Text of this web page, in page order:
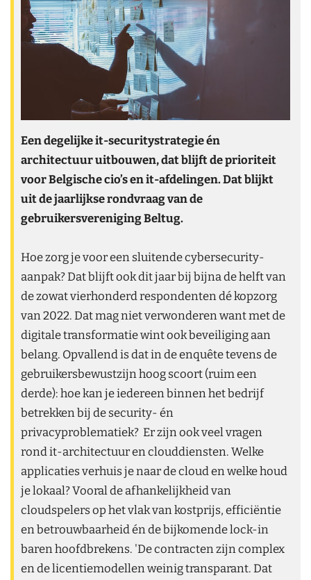
Een degelijke it-securitystrategie én
architectuur uitbouwen, dat blijft de prioriteit
voor Belgische cio’s en it-afdelingen. Dat blijkt
uit de jaarlijkse rondvraag van de
gebruikersvereniging Beltug.
Hoe zorg je voor een sluitende cybersecurity-
aanpak? Dat blijft ook dit jaar bij bijna de helft van
de zowat vierhonderd respondenten dé kopzorg
van 2022. Dat mag niet verwonderen want met de
digitale transformatie wint ook beveiliging aan
belang. Opvallend is dat in de enquête tevens de
gebruikersbewustzijn hoog scoort (ruim een
derde): hoe kan je iedereen binnen het bedrijf
betrekken bij de security- én
privacyproblematiek? Er zijn ook veel vragen
rond it-architectuur en clouddiensten. Welke
applicaties verhuis je naar de cloud en welke houd
je lokaal? Vooral de afhankelijkheid van
cloudspelers op het vlak van kostprijs, efficiëntie
en betrouwbaarheid én de bijkomende lock-in
baren hoofdbrekens. 'De contracten zijn complex
en de licentiemodellen weinig transparant. Dat